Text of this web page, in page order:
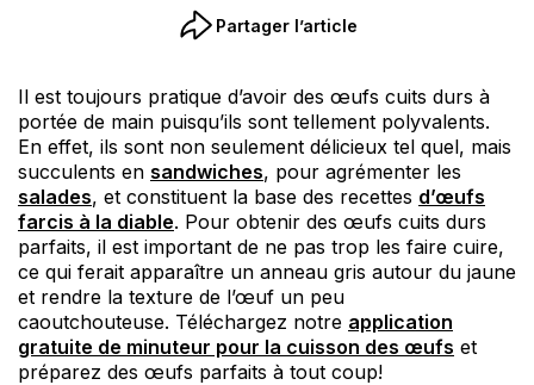
Partager l’article
Il est toujours pratique d’avoir des œufs cuits durs à
portée de main puisqu’ils sont tellement polyvalents.
En effet, ils sont non seulement délicieux tel quel, mais
succulents en sandwiches, pour agrémenter les
salades, et constituent la base des recettes d’œufs
farcis à la diable. Pour obtenir des œufs cuits durs
parfaits, il est important de ne pas trop les faire cuire,
ce qui ferait apparaître un anneau gris autour du jaune
et rendre la texture de l’œuf un peu
caoutchouteuse. Téléchargez notre application
gratuite de minuteur pour la cuisson des œufs et
préparez des œufs parfaits à tout coup!